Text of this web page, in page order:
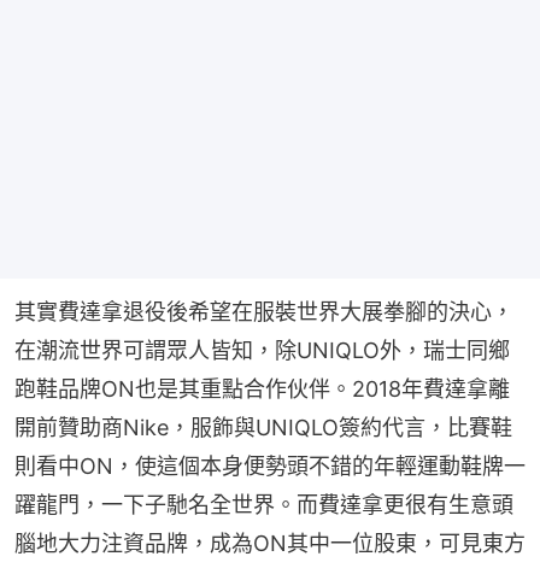
其實費達拿退役後希望在服裝世界大展拳腳的決心，
在潮流世界可謂眾人皆知，除UNIQLO外，瑞士同鄉
跑鞋品牌ON也是其重點合作伙伴。2018年費達拿離
開前贊助商Nike，服飾與UNIQLO簽約代言，比賽鞋
則看中ON，使這個本身便勢頭不錯的年輕運動鞋牌一
躍龍門，一下子馳名全世界。而費達拿更很有生意頭
腦地大力注資品牌，成為ON其中一位股東，可見東方